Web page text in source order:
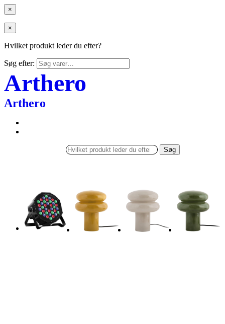
×
×
Hvilket produkt leder du efter?
Søg efter:
Arthero
Arthero
Søg